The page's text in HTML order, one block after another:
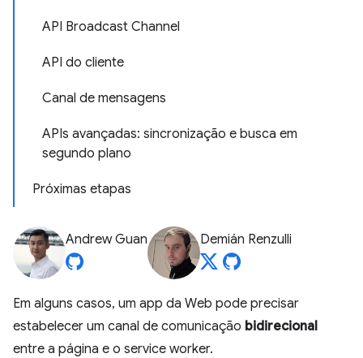
API Broadcast Channel
API do cliente
Canal de mensagens
APIs avançadas: sincronização e busca em
segundo plano
Próximas etapas
Andrew Guan Demián Renzulli
Em alguns casos, um app da Web pode precisar
estabelecer um canal de comunicação bidirecional
entre a página e o service worker.